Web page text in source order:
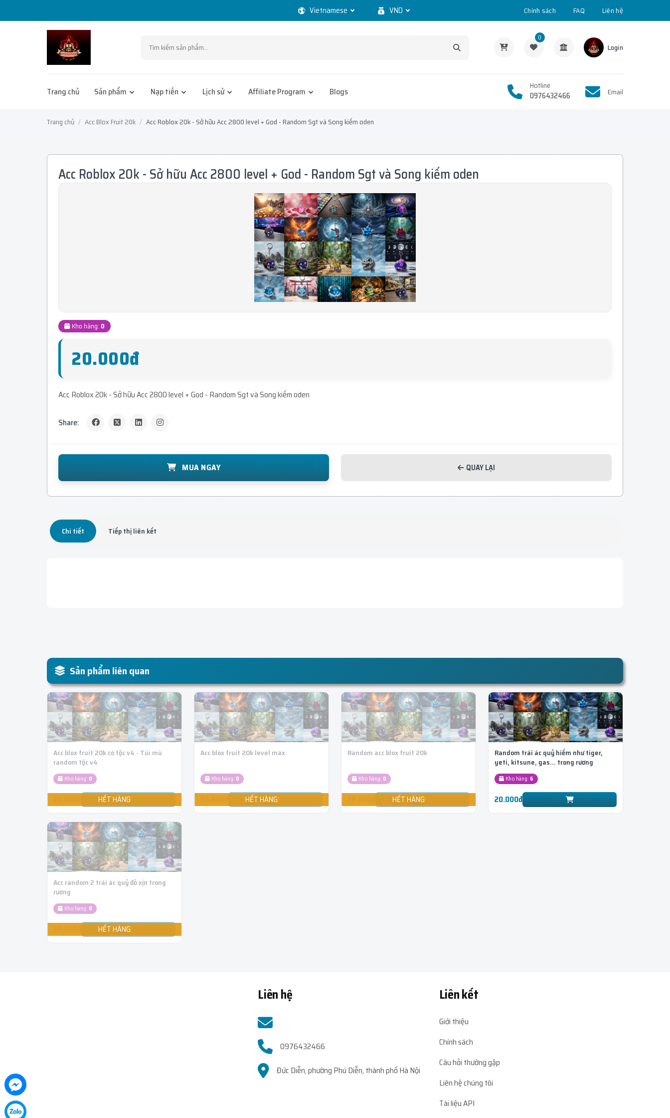
Vietnamese VND Chính sách FAQ Liên hệ
0
Login
Trang chủ Sản phẩm Nạp tiền Lịch sử Affiliate Program Blogs Hotline
0976432466 Email
Trang chủ Acc Blox Fruit 20k Acc Roblox 20k - Sở hữu Acc 2800 level + God - Random Sgt và Song kiếm oden
Acc Roblox 20k - Sở hữu Acc 2800 level + God - Random Sgt và Song kiếm oden
Kho hàng: 0
20.000đ
Acc Roblox 20k - Sở hữu Acc 2800 level + God - Random Sgt và Song kiếm oden
Share:
MUA NGAY QUAY LẠI
Chi tiết Tiếp thị liên kết
Sản phẩm liên quan
Acc blox fruit 20k có tộc v4 - Túi mù
random tộc v4
Kho hàng: 0
Acc blox fruit 20k level max
Kho hàng: 0
Random acc blox fruit 20k
Kho hàng: 0
Random trái ác quỷ hiếm như tiger,
yeti, kitsune, gas... trong rương
Kho hàng: 6
20.000đ
Acc random 2 trái ác quỷ đỏ xịn trong
rương
Kho hàng: 0
Liên hệ
0976432466
Đức Diễn, phường Phú Diễn, thành phố Hà Nội
Liên kết
Giới thiệu
Chính sách
Câu hỏi thường gặp
Liên hệ chúng tôi
Tài liệu API